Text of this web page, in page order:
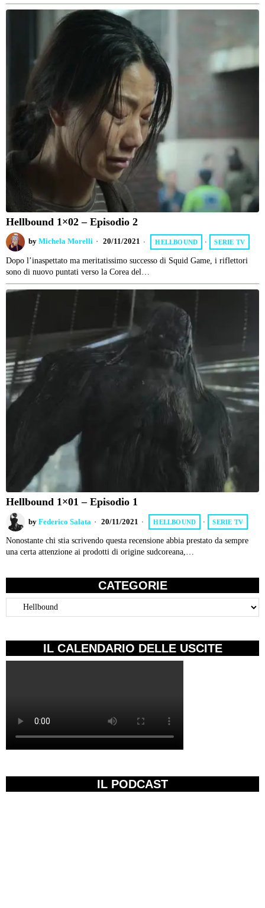
Hellbound 1×02 – Episodio 2
by Michela Morelli 20/11/2021 HELLBOUND · SERIE TV
Dopo l’inaspettato ma meritatissimo successo di Squid Game, i riflettori
sono di nuovo puntati verso la Corea del…
Hellbound 1×01 – Episodio 1
by Federico Salata 20/11/2021 HELLBOUND · SERIE TV
Nonostante chi stia scrivendo questa recensione abbia prestato da sempre
una certa attenzione ai prodotti di origine sudcoreana,…
CATEGORIE
Categorie
IL CALENDARIO DELLE USCITE
IL PODCAST